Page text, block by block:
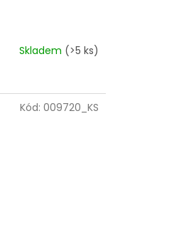
Skladem (>5 ks)
Kód: 009720_KS